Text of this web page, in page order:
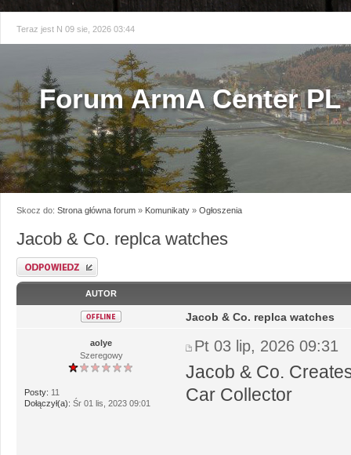
Teraz jest N 09 sie, 2026 03:44
Forum ArmA Center PL
Skocz do: Strona główna forum » Komunikaty » Ogłoszenia
Jacob & Co. replca watches
Odpowiedz
AUTOR
aolye
Szeregowy
Posty: 11
Dołączył(a): Śr 01 lis, 2023 09:01
Jacob & Co. replca watches
Pt 03 lip, 2026 09:31
Jacob & Co.
Car Collector